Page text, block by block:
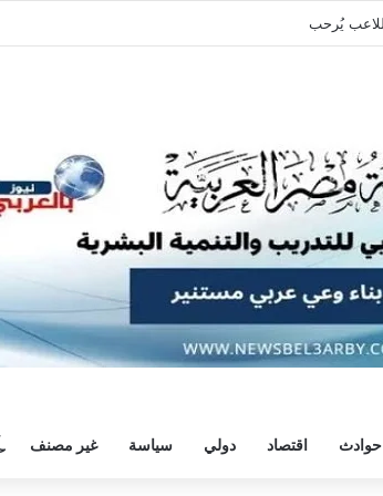
للتدريبات
حوادث اقتصاد دولي سياسة غير مصنف